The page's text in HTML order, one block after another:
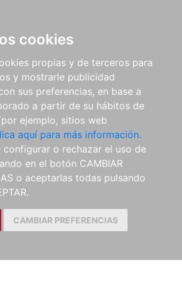
cookies
propias y de terceros para
y mostrarle publicidad
sus preferencias, en base a
a partir de su hábitos de
ejemplo, sitios web
aquí para más información.
configurar o rechazar el uso de
en el botón CAMBIAR
o aceptarlas todas pulsando
CAMBIAR PREFERENCIAS